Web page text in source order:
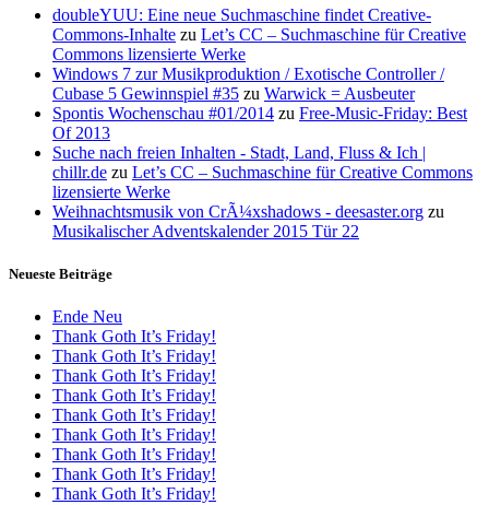
doubleYUU: Eine neue Suchmaschine findet Creative-
Commons-Inhalte zu Let’s CC – Suchmaschine für Creative
Commons lizensierte Werke
Windows 7 zur Musikproduktion / Exotische Controller /
Cubase 5 Gewinnspiel #35 zu Warwick = Ausbeuter
Spontis Wochenschau #01/2014 zu Free-Music-Friday: Best
Of 2013
Suche nach freien Inhalten - Stadt, Land, Fluss & Ich |
chillr.de zu Let’s CC – Suchmaschine für Creative Commons
lizensierte Werke
Weihnachtsmusik von CrÃ¼xshadows - deesaster.org zu
Musikalischer Adventskalender 2015 Tür 22
Neueste Beiträge
Ende Neu
Thank Goth It’s Friday!
Thank Goth It’s Friday!
Thank Goth It’s Friday!
Thank Goth It’s Friday!
Thank Goth It’s Friday!
Thank Goth It’s Friday!
Thank Goth It’s Friday!
Thank Goth It’s Friday!
Thank Goth It’s Friday!